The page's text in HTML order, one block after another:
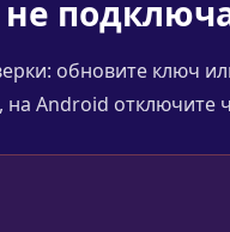
обновите ключ
Android отключите